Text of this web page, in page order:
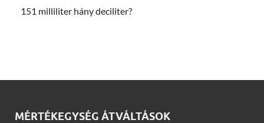
151 milliliter hány deciliter?
MÉRTÉKEGYSÉG ÁTVÁLTÁSOK